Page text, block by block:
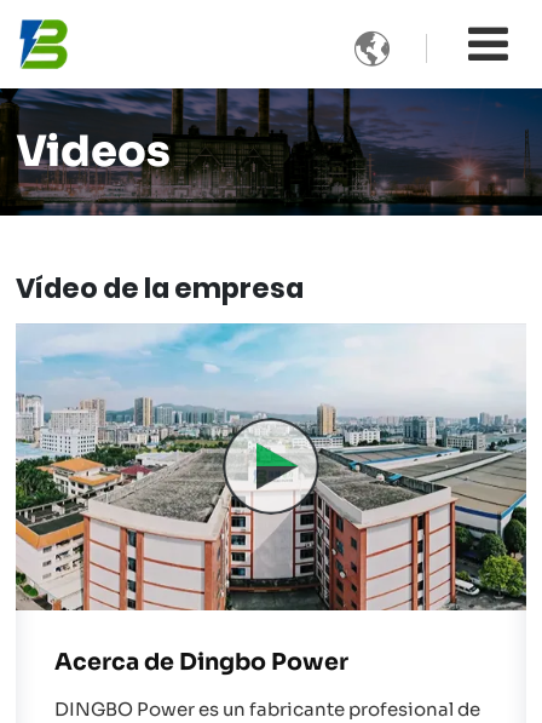

Videos
Vídeo de la empresa
Acerca de Dingbo Power
DINGBO Power es un fabricante profesional de